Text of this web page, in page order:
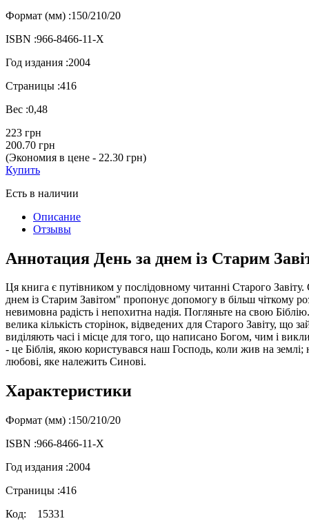
Формат (мм) :150/210/20
ISBN :966-8466-11-Х
Год издания :2004
Страницы :416
Вес :0,48
223 грн
200.70 грн
(Экономия в цене - 22.30 грн)
Купить
Есть в наличии
Описание
Отзывы
Аннотация День за днем із Старим
Ця книга є путівником у послідовному читанні Старого
днем із Старим Завітом" пропонує допомогу в більш чіткому
невимовна радість і непохитна надія. Погляньте на свою
велика кількість сторінок, відведених для Старого Завіту, що
виділяють часі і місце для того, що написано Богом, чим і
- це Біблія, якою користувався наш Господь, коли жив на
любові, яке належить Синові.
Характеристики
Формат (мм) :150/210/20
ISBN :966-8466-11-Х
Год издания :2004
Страницы :416
Код: 15331